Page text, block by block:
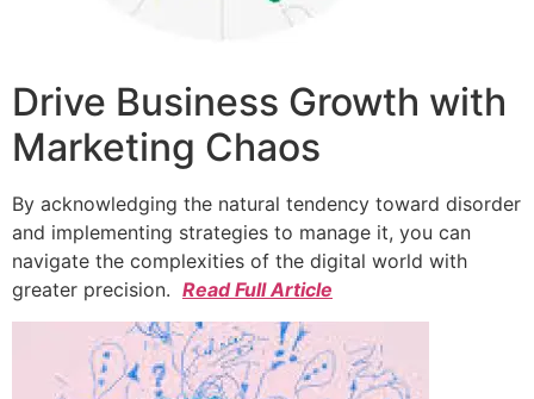
Drive Business Growth with
Marketing Chaos
By acknowledging the natural tendency toward disorder
and implementing strategies to manage it, you can
navigate the complexities of the digital world with
greater precision. Read Full Article